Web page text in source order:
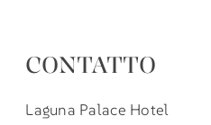
CONTATTO
Laguna Palace Hotel